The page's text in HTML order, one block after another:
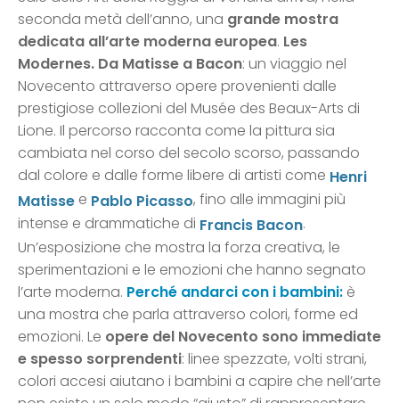
seconda metà dell’anno, una grande mostra
dedicata all’arte moderna europea. Les
Modernes. Da Matisse a Bacon: un viaggio nel
Novecento attraverso opere provenienti dalle
prestigiose collezioni del Musée des Beaux-Arts di
Lione. Il percorso racconta come la pittura sia
cambiata nel corso del secolo scorso, passando
dal colore e dalle forme libere di artisti come Henri
Matisse e Pablo Picasso, fino alle immagini più
intense e drammatiche di Francis Bacon.
Un’esposizione che mostra la forza creativa, le
sperimentazioni e le emozioni che hanno segnato
l’arte moderna. Perché andarci con i bambini: è
una mostra che parla attraverso colori, forme ed
emozioni. Le opere del Novecento sono immediate
e spesso sorprendenti: linee spezzate, volti strani,
colori accesi aiutano i bambini a capire che nell’arte